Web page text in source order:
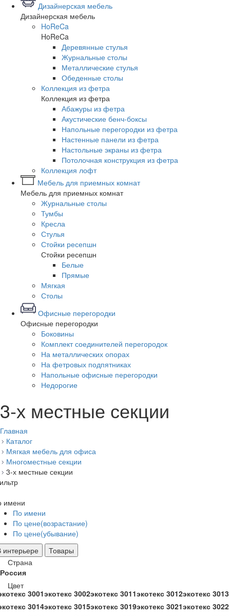
Дизайнерская мебель
Дизайнерская мебель
HoReCa
HoReCa
Деревянные стулья
Журнальные столы
Металлические стулья
Обеденные столы
Коллекция из фетра
Коллекция из фетра
Абажуры из фетра
Акустические бенч-боксы
Напольные перегородки из фетра
Настенные панели из фетра
Настольные экраны из фетра
Потолочная конструкция из фетра
Коллекция лофт
Мебель для приемных комнат
Мебель для приемных комнат
Журнальные столы
Тумбы
Кресла
Стулья
Стойки ресепшн
Стойки ресепшн
Белые
Прямые
Мягкая
Столы
Офисные перегородки
Офисные перегородки
Боковины
Комплект соединителей перегородок
На металлических опорах
На фетровых подпятниках
Напольные офисные перегородки
Недорогие
3-х местные секции
Главная
Каталог
Мягкая мебель для офиса
Многоместные секции
3-х местные секции
имени
По имени
По цене(возрастание)
По цене(убывание)
интерьере
Товары
Страна
Россия
Цвет
3001экотекс 3002экотекс 3011экотекс 3012экотекс 3013
3014экотекс 3015экотекс 3019экотекс 3021экотекс 3022